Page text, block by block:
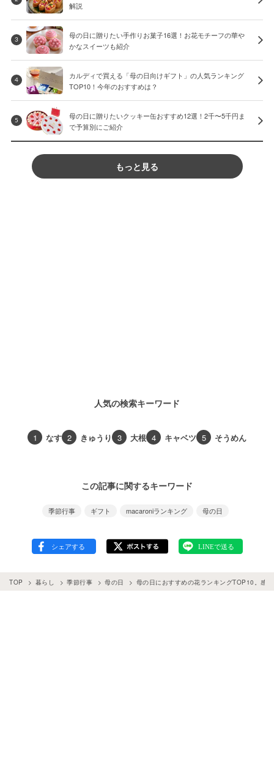
解説
3
母の日に贈りたい手作りお菓子16選！お花モチーフの華や
かなスイーツも紹介
4
カルディで買える「母の日向けギフト」の人気ランキング
TOP10！今年のおすすめは？
5
母の日に贈りたいクッキー缶おすすめ12選！2千〜5千円ま
で予算別にご紹介
もっと見る
人気の検索キーワード
1 なす 2 きゅうり 3 大根 4 キャベツ 5 そうめん
この記事に関するキーワード
季節行事 ギフト macaroniランキング 母の日
TOP 暮らし 季節行事 母の日 母の日におすすめの花ランキングTOP10。感